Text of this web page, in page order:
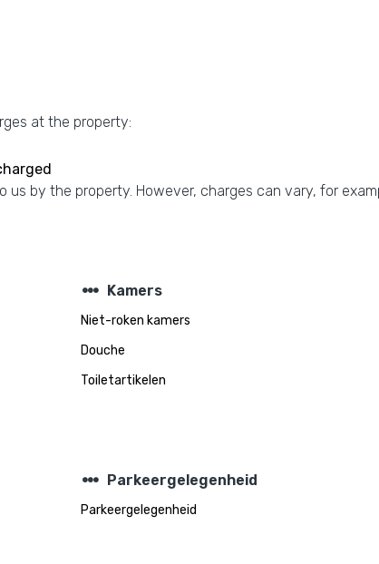
at the property:
us by the property. However, charges can vary, for
steppers Kamers
Niet-roken kamers
Douche
Toiletartikelen
steppers Parkeergelegenheid
Parkeergelegenheid